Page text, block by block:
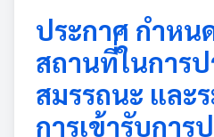
ประกาศ กำหน
สถานที่ในการป
สมรรถนะ และ
การเข้ารับการ